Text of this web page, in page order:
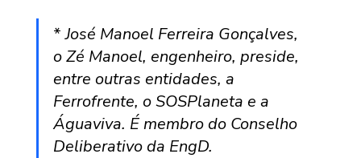
* José Manoel Ferreira Gonçalves,
o Zé Manoel, engenheiro, preside,
entre outras entidades, a
Ferrofrente, o SOSPlaneta e a
Águaviva. É membro do Conselho
Deliberativo da EngD.